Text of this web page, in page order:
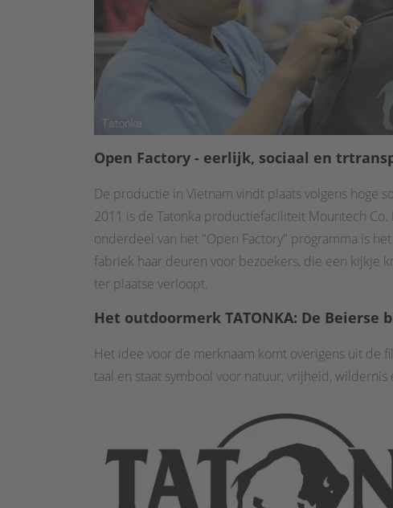
Open Factory - eerlijk, sociaal en tr
De productie in Vietnam vindt plaats volgens hoge
2011 is de Tatonka productiefaciliteit Mountech
onderdeel van het "Open Factory" programma is
fabriek haar deuren voor bezoekers, die een kijkje
ter plaatse verloopt.
Het outdoormerk TATONKA: De Beierse
Het idee voor de merknaam komt overigens uit de
taal en staat symbool voor natuur, vrijheid,